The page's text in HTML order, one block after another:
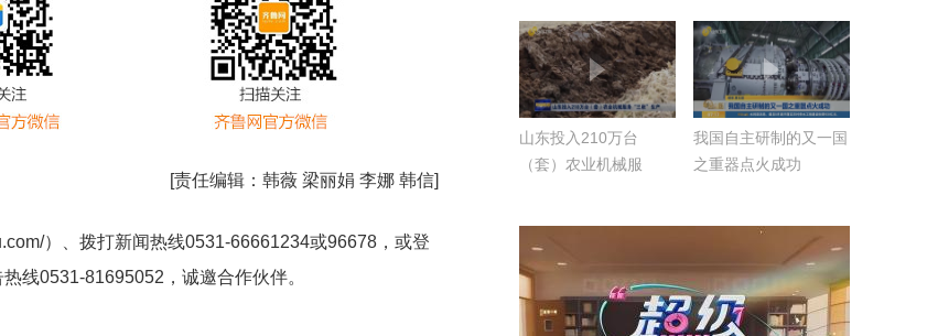
[责任编辑： 韩薇 梁丽娟 李娜 韩信]
）、拨打新闻热线0531-66661234或96678，或登
热线0531-81695052 ，诚邀合作伙伴。
山东投入210万台
（套）农业机械服
我国自主研制的又一国
之重器点火成功